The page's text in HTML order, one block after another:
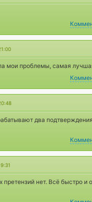
мои проблемы, самая
два
нет. Всё быстро и